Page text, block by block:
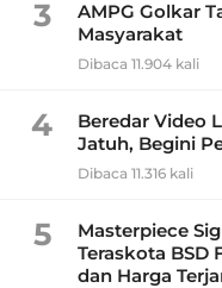
3
AMPG Golkar
Masyarakat
Dibaca 11.904 kali
4
Beredar Video
Jatuh, Begini
Dibaca 11.316 kali
5
Masterpiece
Teraskota BSD
dan Harga